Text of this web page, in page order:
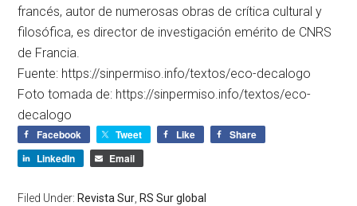
francés, autor de numerosas obras de crítica cultural y
filosófica, es director de investigación emérito de CNRS
de Francia.
Fuente: https://sinpermiso.info/textos/eco-decalogo
Foto tomada de: https://sinpermiso.info/textos/eco-
decalogo
Facebook Tweet Like
Share
LinkedIn
Email
Filed Under: Revista Sur, RS Sur global